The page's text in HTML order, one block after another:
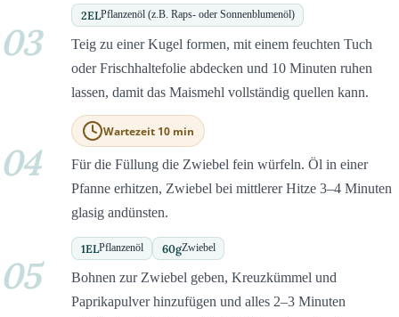
2ELPflanzenöl (z.B. Raps- oder Sonnenblumenöl)
03
Teig zu einer Kugel formen, mit einem feuchten Tuch
oder Frischhaltefolie abdecken und 10 Minuten ruhen
lassen, damit das Maismehl vollständig quellen kann.
Wartezeit 10 min
04
Für die Füllung die Zwiebel fein würfeln. Öl in einer
Pfanne erhitzen, Zwiebel bei mittlerer Hitze 3–4 Minuten
glasig andünsten.
1ELPflanzenöl 60gZwiebel
05
Bohnen zur Zwiebel geben, Kreuzkümmel und
Paprikapulver hinzufügen und alles 2–3 Minuten